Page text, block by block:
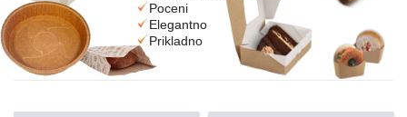
Poceni
Elegantno
Prikladno